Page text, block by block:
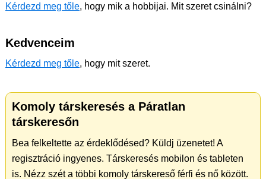
Kérdezd meg tőle, hogy mik a hobbijai. Mit szeret csinálni?
Kedvenceim
Kérdezd meg tőle, hogy mit szeret.
Komoly társkeresés a Páratlan
társkeresőn
Bea felkeltette az érdeklődésed? Küldj üzenetet! A
regisztráció ingyenes. Társkeresés mobilon és tableten
is. Nézz szét a többi komoly társkereső férfi és nő között.